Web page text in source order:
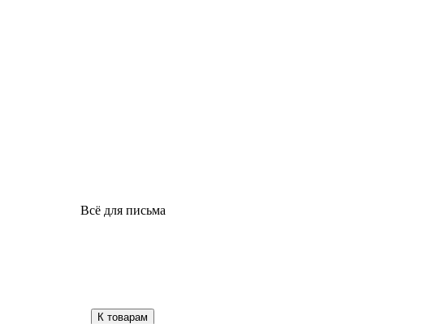
Всё для письма
К товарам